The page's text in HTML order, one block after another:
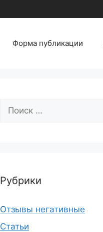
Форма публикации
Поиск:
Рубрики
Отзывы негативные
Статьи